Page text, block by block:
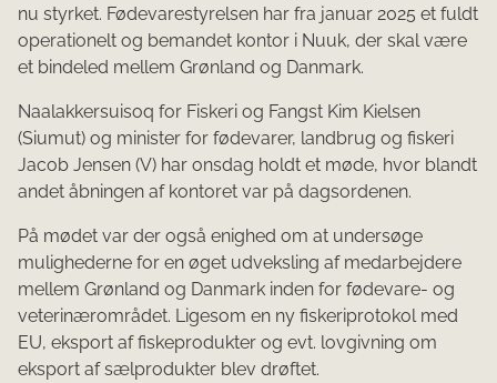
nu styrket. Fødevarestyrelsen har fra januar 2025 et fuldt
operationelt og bemandet kontor i Nuuk, der skal være
et bindeled mellem Grønland og Danmark.
Naalakkersuisoq for Fiskeri og Fangst Kim Kielsen
(Siumut) og minister for fødevarer, landbrug og fiskeri
Jacob Jensen (V) har onsdag holdt et møde, hvor blandt
andet åbningen af kontoret var på dagsordenen.
På mødet var der også enighed om at undersøge
mulighederne for en øget udveksling af medarbejdere
mellem Grønland og Danmark inden for fødevare- og
veterinærområdet. Ligesom en ny fiskeriprotokol med
EU, eksport af fiskeprodukter og evt. lovgivning om
eksport af sælprodukter blev drøftet.